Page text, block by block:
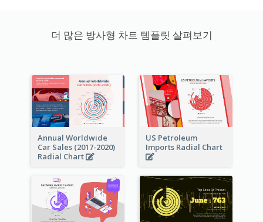
더 많은 방사형 차트 템플릿 살펴보기
Annual Worldwide
Car Sales (2017-2020)
Radial Chart
US Petroleum
Imports Radial Chart